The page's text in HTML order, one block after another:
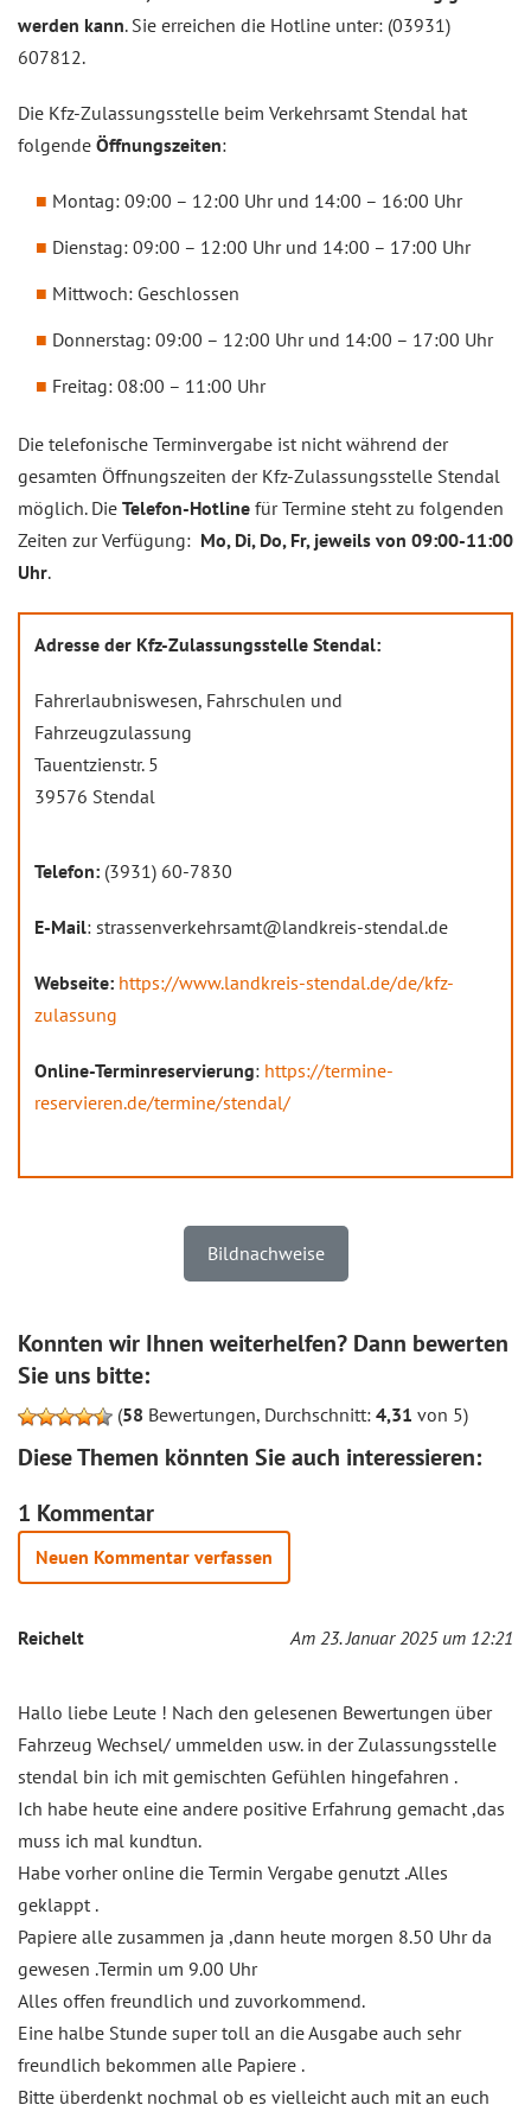
werden kann. Sie erreichen die Hotline unter: (03931)
607812.
Die Kfz-Zulassungsstelle beim Verkehrsamt Stendal hat
folgende Öffnungszeiten:
Montag: 09:00 – 12:00 Uhr und 14:00 – 16:00 Uhr
Dienstag: 09:00 – 12:00 Uhr und 14:00 – 17:00 Uhr
Mittwoch: Geschlossen
Donnerstag: 09:00 – 12:00 Uhr und 14:00 – 17:00 Uhr
Freitag: 08:00 – 11:00 Uhr
Die telefonische Terminvergabe ist nicht während der
gesamten Öffnungszeiten der Kfz-Zulassungsstelle Stendal
möglich. Die Telefon-Hotline für Termine steht zu folgenden
Zeiten zur Verfügung: Mo, Di, Do, Fr, jeweils von 09:00-11:00
Uhr.
Adresse der Kfz-Zulassungsstelle Stendal:
Fahrerlaubniswesen, Fahrschulen und
Fahrzeugzulassung
Tauentzienstr. 5
39576 Stendal
Telefon: (3931) 60-7830
E-Mail: strassenverkehrsamt@landkreis-stendal.de
Webseite: https://www.landkreis-stendal.de/de/kfz-
zulassung
Online-Terminreservierung: https://termine-
reservieren.de/termine/stendal/
Bildnachweise
Konnten wir Ihnen weiterhelfen? Dann bewerten
Sie uns bitte:
(58 Bewertungen, Durchschnitt: 4,31 von 5)
Diese Themen könnten Sie auch interessieren:
1 Kommentar
Neuen Kommentar verfassen
Reichelt Am 23. Januar 2025 um 12:21
Hallo liebe Leute ! Nach den gelesenen Bewertungen über
Fahrzeug Wechsel/ ummelden usw. in der Zulassungsstelle
stendal bin ich mit gemischten Gefühlen hingefahren .
Ich habe heute eine andere positive Erfahrung gemacht ,das
muss ich mal kundtun.
Habe vorher online die Termin Vergabe genutzt .Alles
geklappt .
Papiere alle zusammen ja ,dann heute morgen 8.50 Uhr da
gewesen .Termin um 9.00 Uhr
Alles offen freundlich und zuvorkommend.
Eine halbe Stunde super toll an die Ausgabe auch sehr
freundlich bekommen alle Papiere .
Bitte überdenkt nochmal ob es vielleicht auch mit an euch